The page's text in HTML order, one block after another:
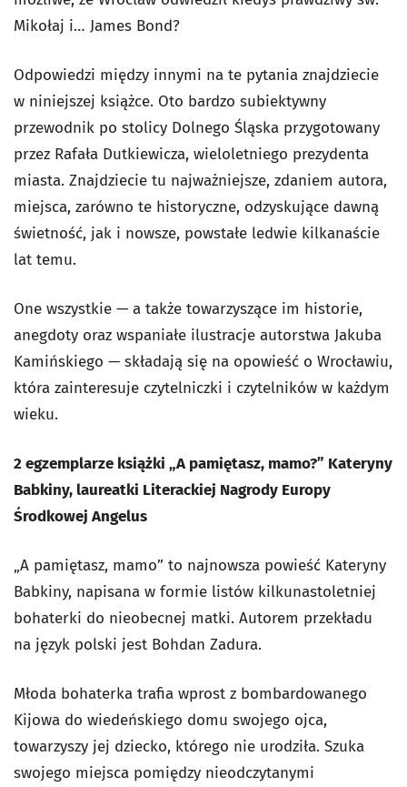
Mikołaj i… James Bond?
Odpowiedzi między innymi na te pytania znajdziecie
w niniejszej książce. Oto bardzo subiektywny
przewodnik po stolicy Dolnego Śląska przygotowany
przez Rafała Dutkiewicza, wieloletniego prezydenta
miasta. Znajdziecie tu najważniejsze, zdaniem autora,
miejsca, zarówno te historyczne, odzyskujące dawną
świetność, jak i nowsze, powstałe ledwie kilkanaście
lat temu.
One wszystkie — a także towarzyszące im historie,
anegdoty oraz wspaniałe ilustracje autorstwa Jakuba
Kamińskiego — składają się na opowieść o Wrocławiu,
która zainteresuje czytelniczki i czytelników w każdym
wieku.
2 egzemplarze książki „A pamiętasz, mamo?” Kateryny
Babkiny, laureatki Literackiej Nagrody Europy
Środkowej Angelus
„A pamiętasz, mamo” to najnowsza powieść Kateryny
Babkiny, napisana w formie listów kilkunastoletniej
bohaterki do nieobecnej matki. Autorem przekładu
na język polski jest Bohdan Zadura.
Młoda bohaterka trafia wprost z bombardowanego
Kijowa do wiedeńskiego domu swojego ojca,
towarzyszy jej dziecko, którego nie urodziła. Szuka
swojego miejsca pomiędzy nieodczytanymi